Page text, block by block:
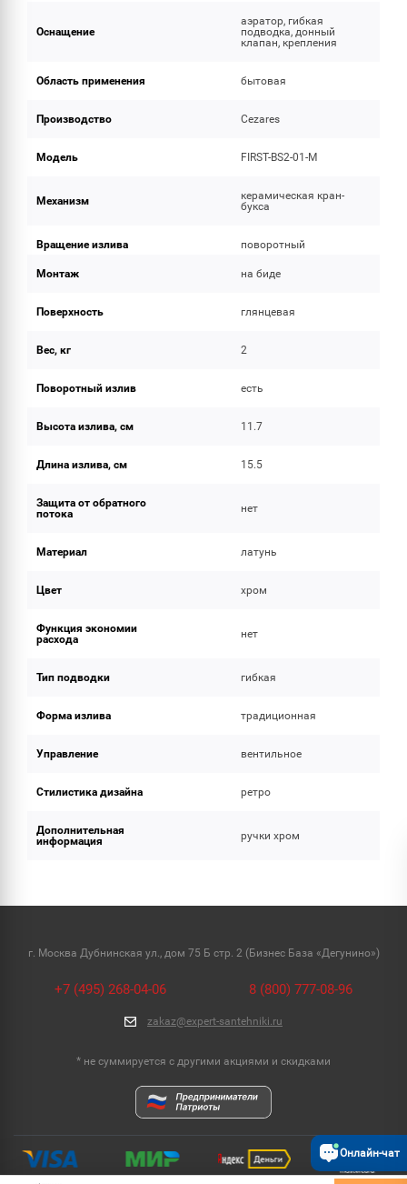
Оснащение
аэратор, гибкая
подводка, донный
клапан, крепления
Область применения бытовая
Производство Cezares
Модель FIRST-BS2-01-M
Механизм
керамическая кран-
букса
Вращение излива поворотный
Монтаж на биде
Поверхность глянцевая
Вес, кг 2
Поворотный излив есть
Высота излива, см 11.7
Длина излива, см 15.5
Защита от обратного
потока
нет
Материал латунь
Цвет хром
Функция экономии
расхода
нет
Тип подводки гибкая
Форма излива традиционная
Управление вентильное
Стилистика дизайна ретро
Дополнительная
информация
ручки хром
г. Москва Дубнинская ул., дом 75 Б стр. 2 (Бизнес База «Дегунино»)
+7 (495) 268-04-06 8 (800) 777-08-96
zakaz@expert-santehniki.ru
* не суммируется с другими акциями и скидками
Онлайн-чат